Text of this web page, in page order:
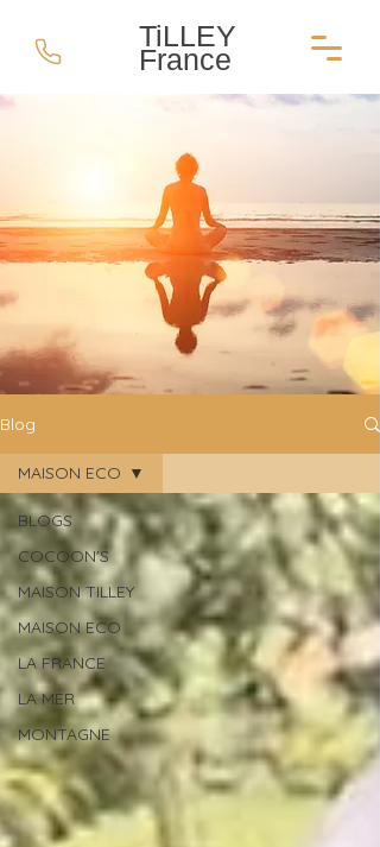
TiLLEY
France
Blog
BLOGS
COCOON'S
MAISON TILLEY
MAISON ECO
LA FRANCE
LA MER
MONTAGNE
MAISON ECO